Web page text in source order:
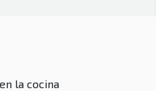
la cocina